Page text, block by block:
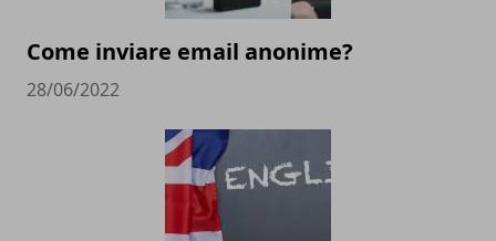
Come inviare email anonime?
28/06/2022